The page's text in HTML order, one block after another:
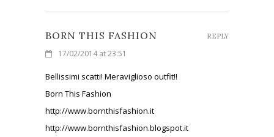
BORN THIS FASHION
17/02/2014 at 23:51
Bellissimi scatti! Meraviglioso outfit!!
Born This Fashion
http://www.bornthisfashion.it
http://www.bornthisfashion.blogspot.it
REPLY